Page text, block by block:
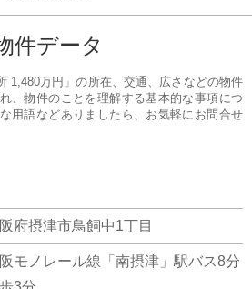
件データ
1,480万円」の所在、交通、広さなどの物件
、物件のことを理解する基本的な事項につ
用語などありましたら、お気軽にお問合せ
府摂津市鳥飼中1丁目
モノレール線「南摂津」駅バス8分